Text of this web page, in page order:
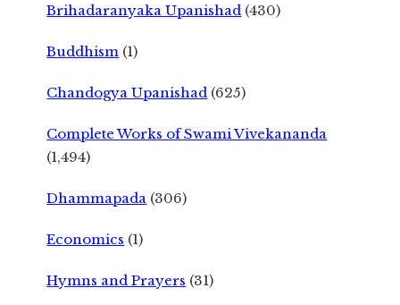
Brihadaranyaka Upanishad (430)
Buddhism (1)
Chandogya Upanishad (625)
Complete Works of Swami Vivekananda
(1,494)
Dhammapada (306)
Economics (1)
Hymns and Prayers (31)